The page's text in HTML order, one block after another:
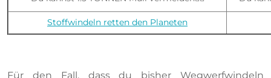
Stoffwindeln retten den Planeten
Für den Fall, dass du bisher Wegwerfwindeln